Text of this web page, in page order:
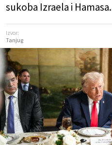
sukoba Izraela i Hamasa.
Izvor:
Tanjug